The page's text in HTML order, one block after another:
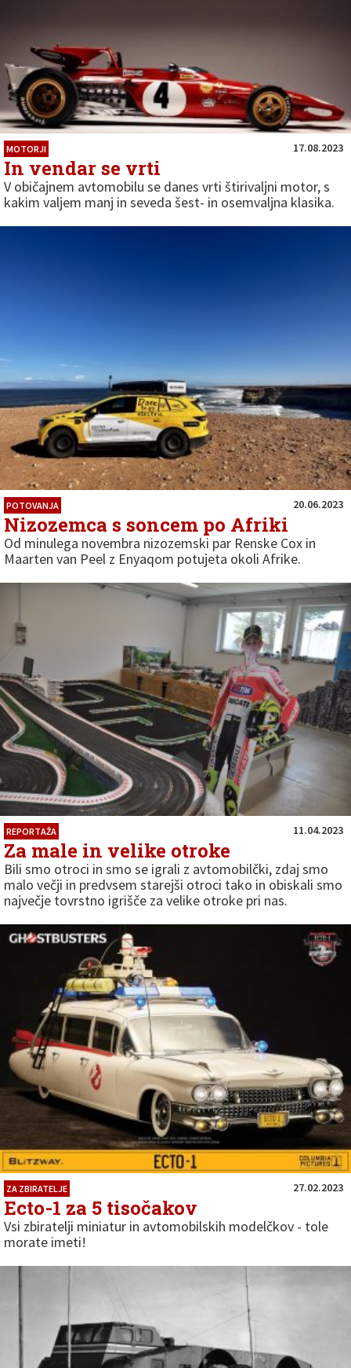
MOTORJI 17.08.2023
In vendar se vrti
V običajnem avtomobilu se danes vrti štirivaljni motor, s
kakim valjem manj in seveda šest- in osemvaljna klasika.
POTOVANJA 20.06.2023
Nizozemca s soncem po Afriki
Od minulega novembra nizozemski par Renske Cox in
Maarten van Peel z Enyaqom potujeta okoli Afrike.
REPORTAŽA 11.04.2023
Za male in velike otroke
Bili smo otroci in smo se igrali z avtomobilčki, zdaj smo
malo večji in predvsem starejši otroci tako in obiskali smo
največje tovrstno igrišče za velike otroke pri nas.
ZA ZBIRATELJE 27.02.2023
Ecto-1 za 5 tisočakov
Vsi zbiratelji miniatur in avtomobilskih modelčkov - tole
morate imeti!